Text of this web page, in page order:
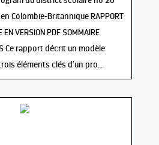
Colombie-Britannique RAPPORT
EN VERSION PDF SOMMAIRE
Ce rapport décrit un modèle
éléments clés d’un pro…